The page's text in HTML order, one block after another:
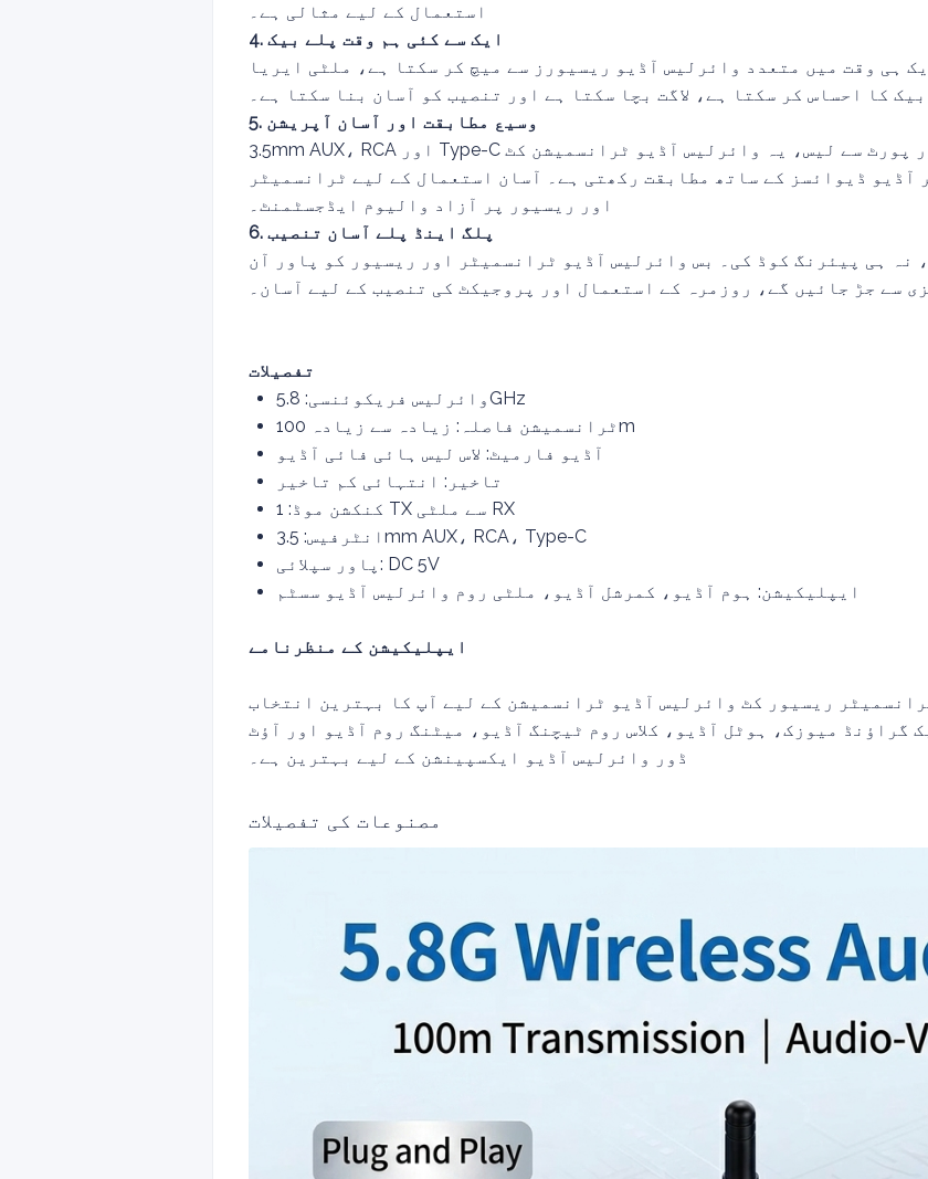
استعمال کے لیے مثالی ہے۔
4. ایک سے کئی ہم وقت پلے بیک
ہی وقت میں متعدد وائرلیس آڈیو ریسیورز سے میچ کر سکتا ہے، ملٹی ایریا
کا احساس کر سکتا ہے، لاگت بچا سکتا ہے اور تنصیب کو آسان بنا سکتا ہے۔
5. وسیع مطابقت اور آسان آپریشن
3.5mm AUX، RCA اور Type-C پاور پورٹ سے لیس، یہ وائرلیس آڈیو ٹرانسمیشن کٹ TV، اسپیکر، ایمپلیفائر،
آڈیو ڈیوائسز کے ساتھ مطابقت رکھتی ہے۔ آسان استعمال کے لیے ٹرانسمیٹر
اور ریسیور پر آزاد والیوم ایڈجسٹمنٹ۔
6. پلگ اینڈ پلے آسان تنصیب
نہ ہی پیئرنگ کوڈ کی۔ بس وائرلیس آڈیو ٹرانسمیٹر اور ریسیور کو پاور آن
سے جڑ جائیں گے، روزمرہ کے استعمال اور پروجیکٹ کی تنصیب کے لیے آسان۔
تفصیلات
وائرلیس فریکوئنسی: 5.8GHz
ٹرانسمیشن فاصلہ: زیادہ سے زیادہ 100m
آڈیو فارمیٹ: لاس لیس ہائی فائی آڈیو
تاخیر: انتہائی کم تاخیر
کنکشن موڈ: 1 TX سے ملٹی RX
انٹرفیس: 3.5mm AUX، RCA، Type-C
پاور سپلائی: DC 5V
ایپلیکیشن: ہوم آڈیو، کمرشل آڈیو، ملٹی روم وائرلیس آڈیو سسٹم
ایپلیکیشن کے منظرنامے
ریسیور کٹ وائرلیس آڈیو ٹرانسمیشن کے لیے آپ کا بہترین انتخاب
گراؤنڈ میوزک، ہوٹل آڈیو، کلاس روم ٹیچنگ آڈیو، میٹنگ روم آڈیو اور آؤٹ
ڈور وائرلیس آڈیو ایکسپینشن کے لیے بہترین ہے۔
مصنوعات کی تفصیلات